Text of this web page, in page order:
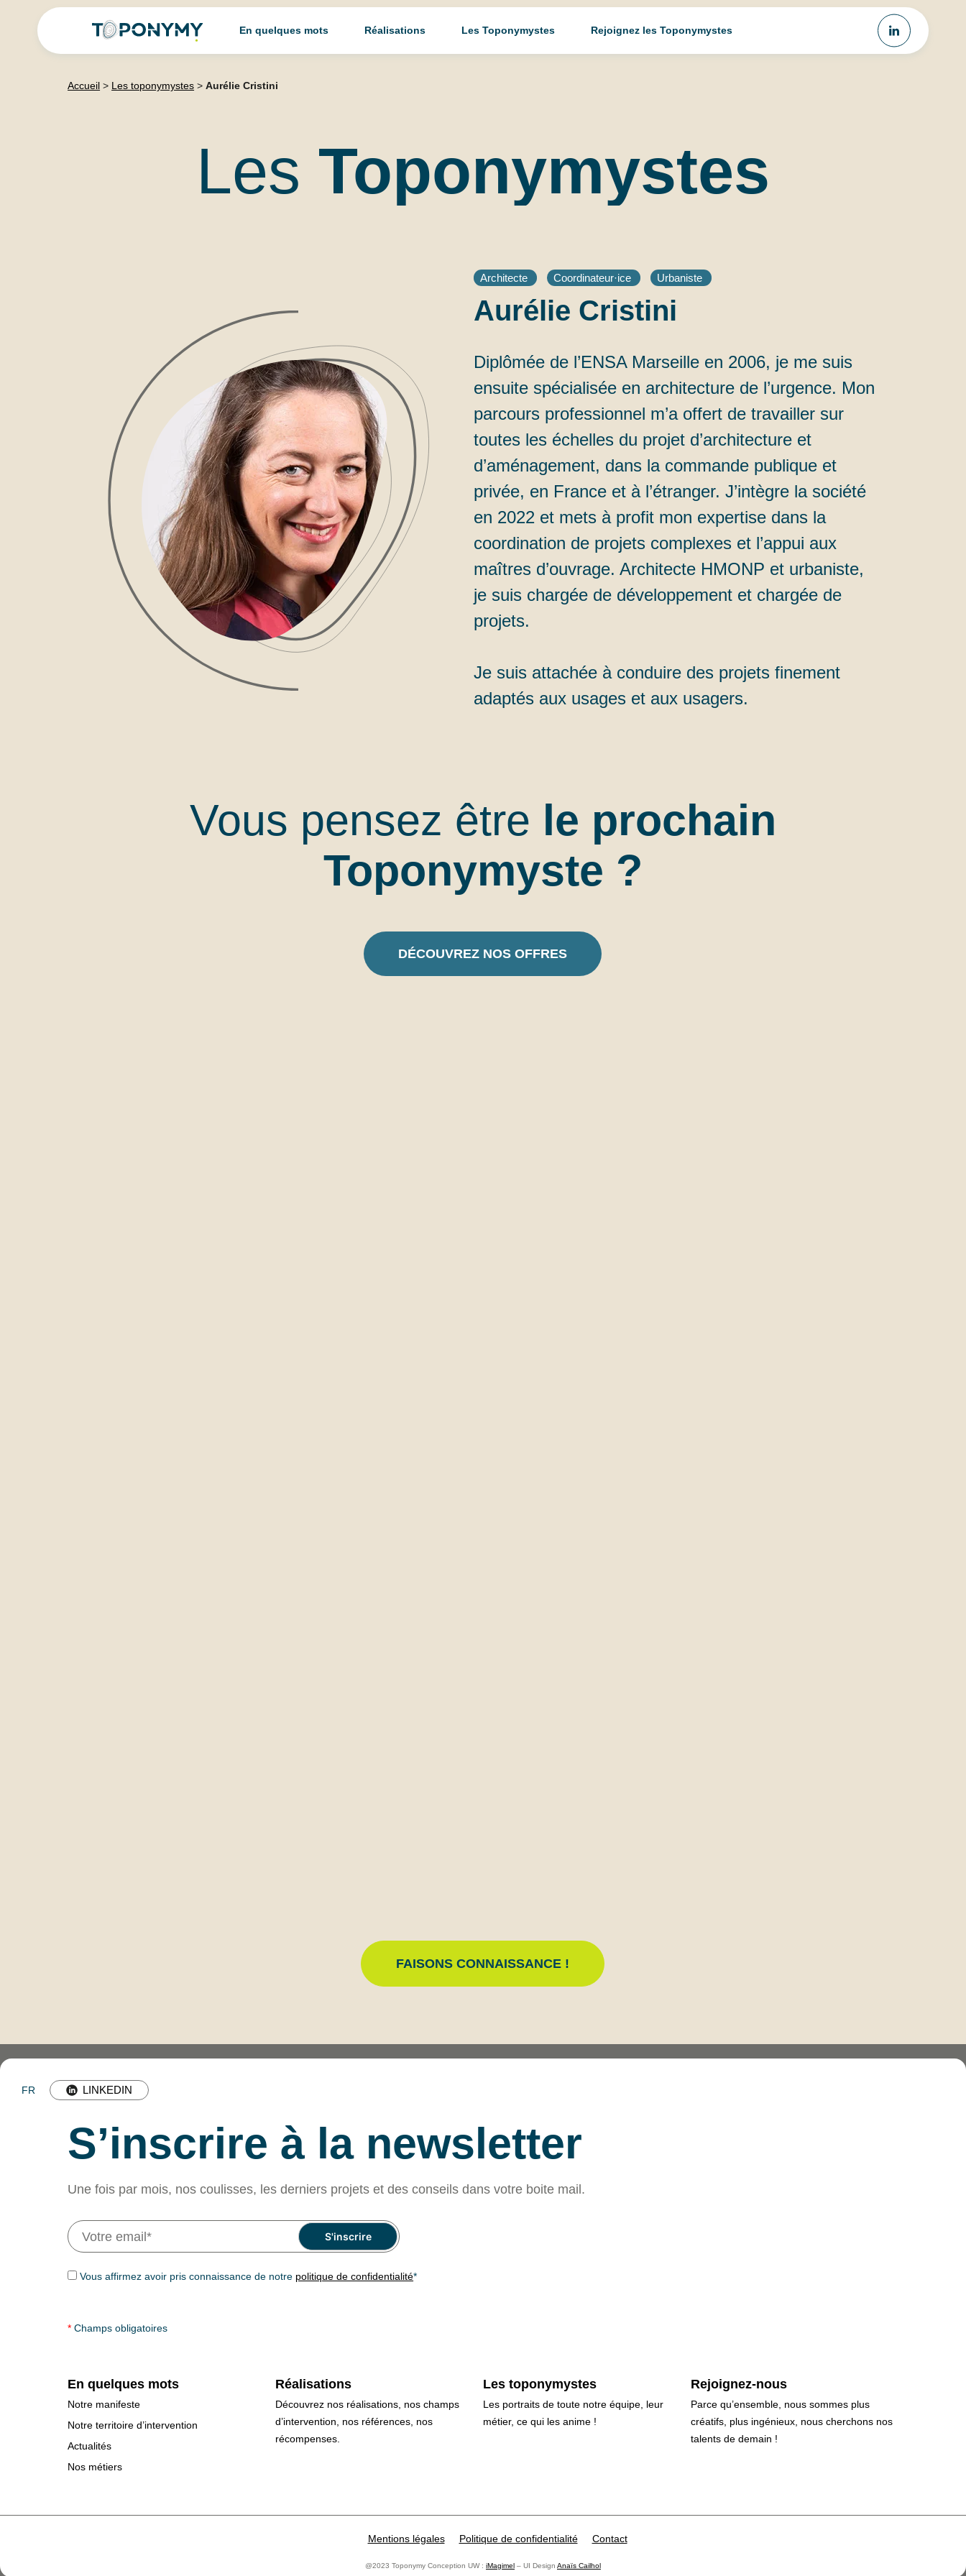
En quelques mots Réalisations Les Toponymystes Rejoignez les Toponymystes
Accueil > Les toponymystes >Aurélie Cristini
Les Toponymystes
Architecte Coordinateur·ice Urbaniste
Aurélie Cristini
Diplômée de l’ENSA Marseille en 2006, je me suis
ensuite spécialisée en architecture de l’urgence. Mon
parcours professionnel m’a offert de travailler sur
toutes les échelles du projet d’architecture et
d’aménagement, dans la commande publique et
privée, en France et à l’étranger. J’intègre la société
en 2022 et mets à profit mon expertise dans la
coordination de projets complexes et l’appui aux
maîtres d’ouvrage. Architecte HMONP et urbaniste,
je suis chargée de développement et chargée de
projets.
Je suis attachée à conduire des projets finement
adaptés aux usages et aux usagers.
Vous pensez être le prochain
Toponymyste ?
DÉCOUVREZ NOS OFFRES
FAISONS CONNAISSANCE !
FR LINKEDIN
S’inscrire à la newsletter
Une fois par mois, nos coulisses, les derniers projets et des conseils dans votre boite mail.
Vous affirmez avoir pris connaissance de notre politique de confidentialité*
* Champs obligatoires
En quelques mots
Notre manifeste
Notre territoire d’intervention
Actualités
Nos métiers
Réalisations
Découvrez nos réalisations, nos champs
d’intervention, nos références, nos
récompenses.
Les toponymystes
Les portraits de toute notre équipe, leur
métier, ce qui les anime !
Rejoignez-nous
Parce qu’ensemble, nous sommes plus
créatifs, plus ingénieux, nous cherchons nos
talents de demain !
Mentions légales Politique de confidentialité Contact
@2023 Toponymy Conception UW : iMagimel – UI Design Anaïs Cailhol